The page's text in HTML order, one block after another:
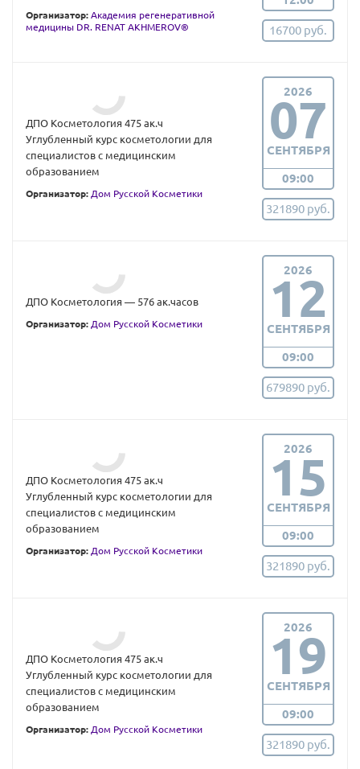
Организатор: Академия регенеративной
медицины DR. RENAT AKHMEROV®
16700 руб.
ДПО Косметология 475 ак.ч
Углубленный курс косметологии для
специалистов с медицинским
образованием
Организатор: Дом Русской Косметики
2026
07
СЕНТЯБРЯ
09:00
321890 руб.
ДПО Косметология — 576 ак.часов
Организатор: Дом Русской Косметики
2026
12
СЕНТЯБРЯ
09:00
679890 руб.
ДПО Косметология 475 ак.ч
Углубленный курс косметологии для
специалистов с медицинским
образованием
Организатор: Дом Русской Косметики
2026
15
СЕНТЯБРЯ
09:00
321890 руб.
ДПО Косметология 475 ак.ч
Углубленный курс косметологии для
специалистов с медицинским
образованием
Организатор: Дом Русской Косметики
2026
19
СЕНТЯБРЯ
09:00
321890 руб.